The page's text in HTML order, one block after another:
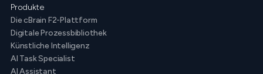
Produkte
Die cBrain F2-Plattform
Digitale Prozessbibliothek
Künstliche Intelligenz
AI Task Specialist
AI Assistant